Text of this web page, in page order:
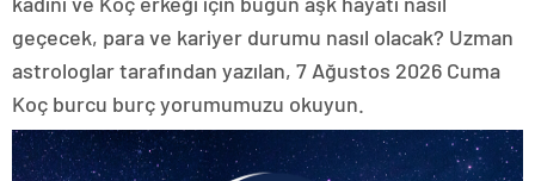
geçecek, para ve kariyer durumu nasıl olacak? Uzman
astrologlar tarafından yazılan, 7 Ağustos 2026 Cuma
Koç burcu burç yorumumuzu okuyun.